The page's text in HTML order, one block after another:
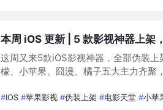
本周 iOS 更新 | 5 款影视神器上架
这周又来5款iOS影视神器，全部伪装
檬、小苹果、囧漫、橘子五大主力齐
行。 小盒子说：这批质量…
#IOS #苹果影视 #伪装上架 #电影天堂 #小苹